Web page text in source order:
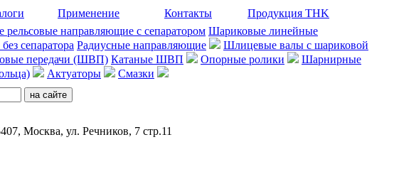
Применение Контакты
Продукция THK
рельсовые направляющие с сепаратором Шариковые линейные
сепаратора Радиусные направляющие
Шлицевые валы с шариковой
передачи (ШВП) Катаные ШВП Опорные ролики
Шарнирные
Актуаторы
Смазки
Москва, ул. Речников, 7 стр.11